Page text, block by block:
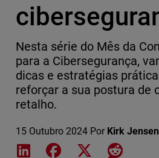
Nesta série do Mês da
para a Cibersegurança,
dicas e estratégias
reforçar a sua postura de
retalho.
15 Outubro 2024 Por Kirk Jensen
Share on LinkedIn
Share on Facebook
Share on XShare